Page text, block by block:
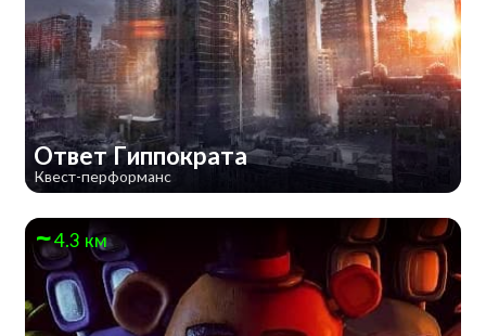
Ответ Гиппократа
Квест-перформанс
4.3 км